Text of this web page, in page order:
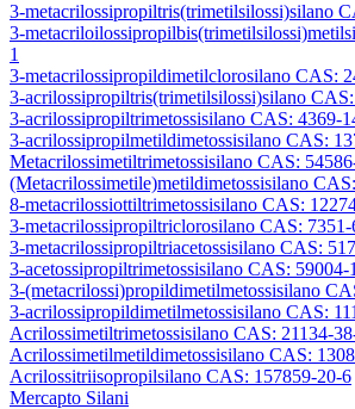
3-metacrilossipropiltris(trimetilsilossi)silano
3-
1
3-metacrilossipropildimetilclorosilano CAS:
3-acrilossipropiltris(trimetilsilossi)silano
3-acrilossipropiltrimetossisilano CAS: 4369-
3-acrilossipropilmetildimetossisilano CAS:
Metacrilossimetiltrimetossisilano CAS:
(Metacrilossimetile)metildimetossisilano
8-metacrilossiottiltrimetossisilano CAS:
3-metacrilossipropiltriclorosilano CAS: 7351-
3-metacrilossipropiltriacetossisilano CAS:
3-acetossipropiltrimetossisilano CAS: 59004-
3-(metacrilossi)propildimetilmetossisilano
3-acrilossipropildimetilmetossisilano CAS:
Acrilossimetiltrimetossisilano CAS: 21134-
Acrilossimetilmetildimetossisilano CAS:
Acrilossitriisopropilsilano CAS: 157859-20-6
Mercapto Silani